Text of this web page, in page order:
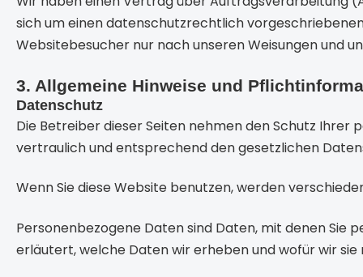
sich um einen datenschutzrechtlich
Websitebesucher nur nach unseren Weisungen und
3. Allgemeine Hinweise und
Datenschutz
Die Betreiber dieser Seiten nehmen den Schutz
vertraulich und entsprechend den gesetzlichen
Wenn Sie diese Website benutzen, werden
Personenbezogene Daten sind Daten, mit denen Sie
erläutert, welche Daten wir erheben und wofür wir